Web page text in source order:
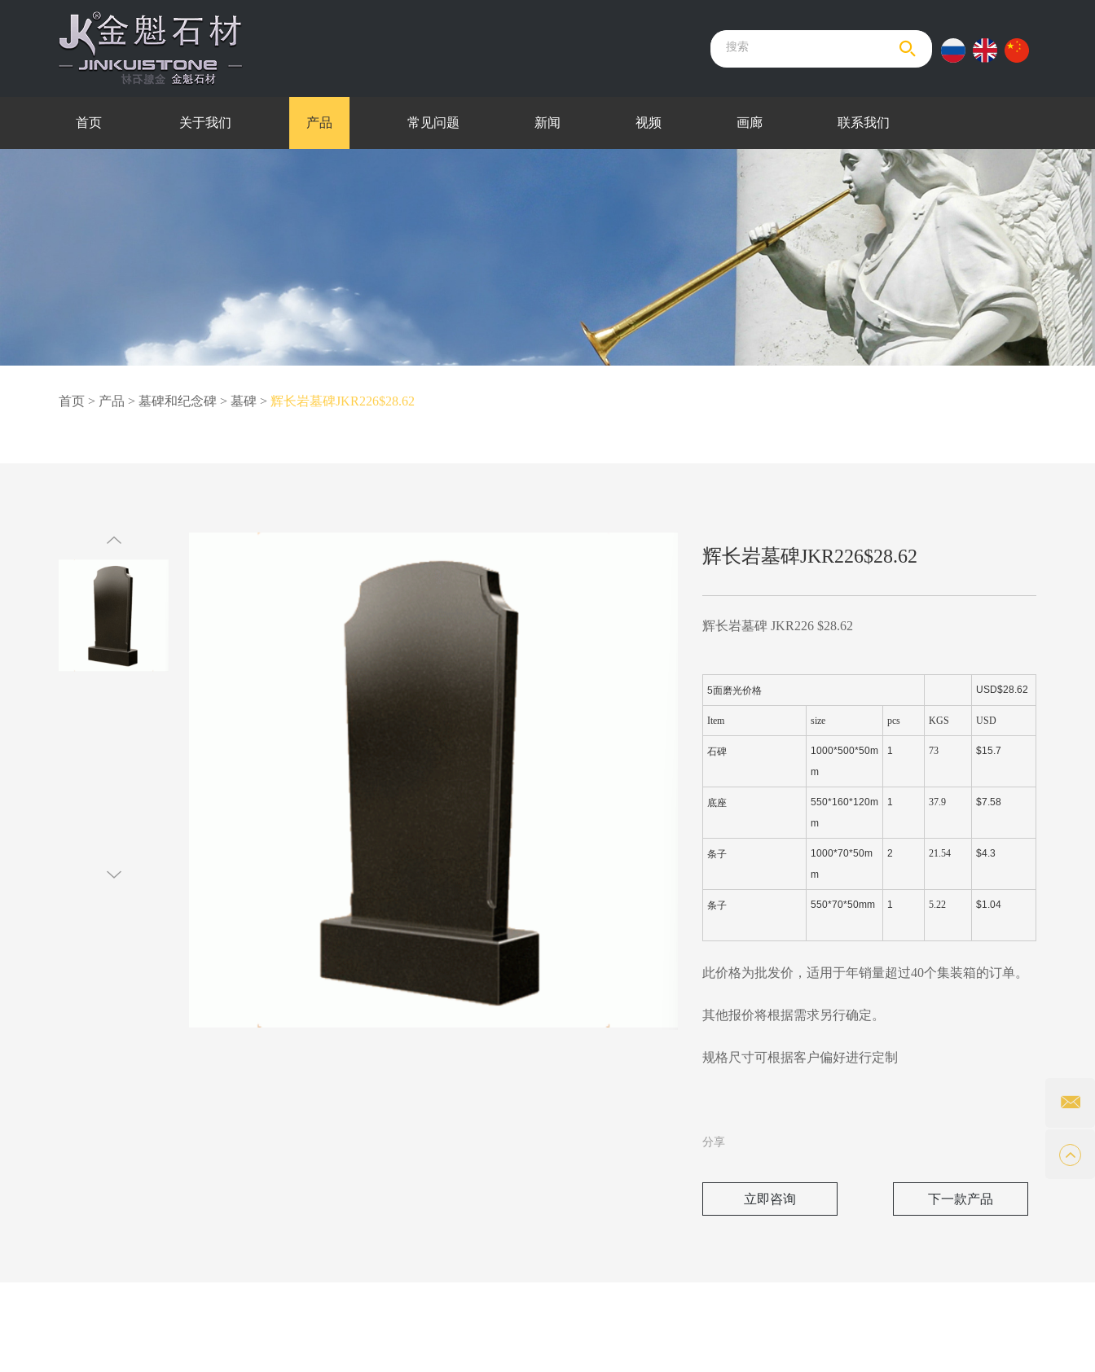
首页 关于我们 产品 常见问题 新闻 视频 画廊 联系我们
首页 > 产品 > 墓碑和纪念碑 > 墓碑 > 辉长岩墓碑JKR226$28.62
辉长岩墓碑JKR226$28.62
辉长岩墓碑 JKR226 $28.62
5面磨光价格 USD$28.62
Item size pcs KGS USD
石碑
1000*500*50m
m
1 73 $15.7
底座
550*160*120m
m
1 37.9 $7.58
条子
1000*70*50m
m
2 21.54 $4.3
条子 550*70*50mm 1 5.22 $1.04
此价格为批发价，适用于年销量超过40个集装箱的订单。
其他报价将根据需求另行确定。
规格尺寸可根据客户偏好进行定制
分享
立即咨询 下一款产品